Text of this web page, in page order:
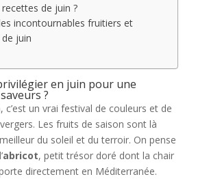
de juin ?
incontournables fruitiers et
juin
en juin pour une
?
c’est un vrai festival de couleurs et de
Les fruits de saison sont là
du soleil et du terroir. On pense
abricot, petit trésor doré dont la chair
directement en Méditerranée.